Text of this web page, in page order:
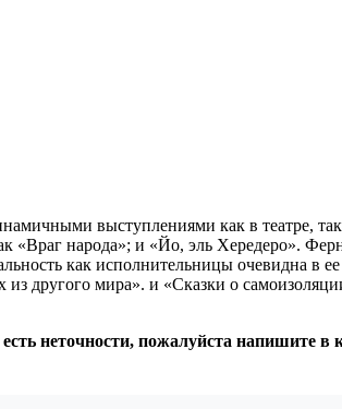
выступлениями как в театре,
«Враг народа»; и «Йо, эль Хередеро».
как исполнительницы очевидна в
другого мира». и «Сказки о
неточности, пожалуйста напишите в